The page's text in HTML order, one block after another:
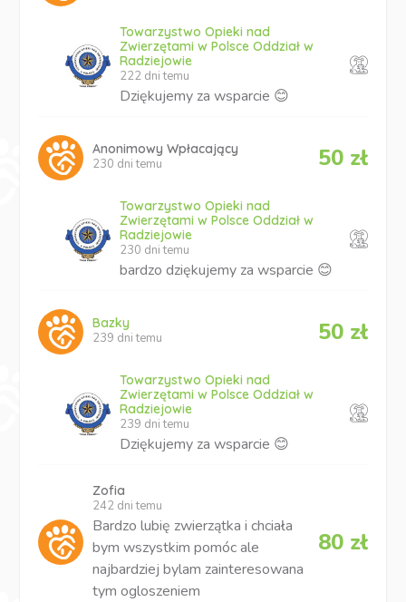
Towarzystwo Opieki nad
Zwierzętami w Polsce Oddział w
Radziejowie
222 dni temu
Dziękujemy za wsparcie 😊
Anonimowy Wpłacający
230 dni temu
50 zł
Towarzystwo Opieki nad
Zwierzętami w Polsce Oddział w
Radziejowie
230 dni temu
bardzo dziękujemy za wsparcie 😊
Bazky
239 dni temu
50 zł
Towarzystwo Opieki nad
Zwierzętami w Polsce Oddział w
Radziejowie
239 dni temu
Dziękujemy za wsparcie 😊
Zofia
242 dni temu
Bardzo lubię zwierzątka i chciała
bym wszystkim pomóc ale
najbardziej bylam zainteresowana
tym ogloszeniem
80 zł